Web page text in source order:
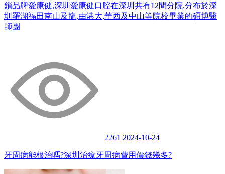
鎖品牌愛康健,深圳愛康健口腔在深圳共有12間分院,分布於深
圳羅湖福田南山及龍,由港大,華西及中山等院校畢業的碩博醫
師團
2261 2024-10-24
牙周病能根治嗎?深圳治療牙周病費用價錢幾多?